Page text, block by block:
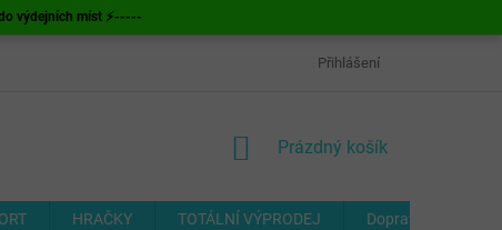
do výdejních míst ⚡-----
ODSTOUPENÍ OD SMLOUVY
Přihlášení
NÁKUPNÍ
Prázdný košík
HRAČKY TOTÁLNÍ VÝPRODEJ Doprava a platba